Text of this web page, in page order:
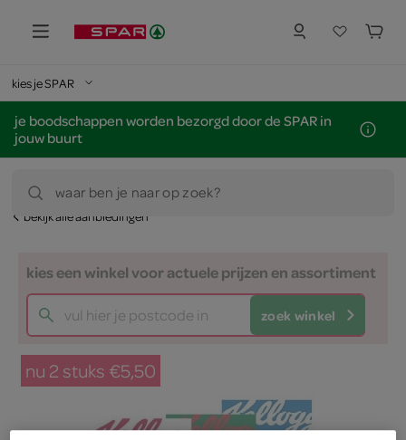
kies je SPAR
je boodschappen worden bezorgd door de SPAR in
jouw buurt
waar ben je naar op zoek?
bekijk alle aanbiedingen
kies een winkel voor actuele prijzen en assortiment
zoek winkel
nu 2 stuks €5,50